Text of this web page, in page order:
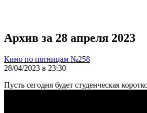
Архив за 28 апреля 2023
Кино по пятницам №258
28/04/2023 в 23:30
Пусть сегодня будет студенческая